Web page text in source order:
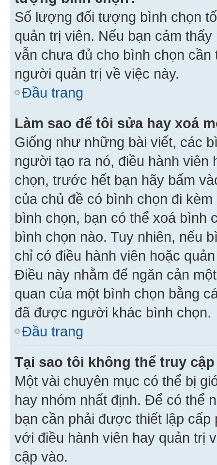
Số lượng đối tượng bình chọn
quản trị viên. Nếu bạn cảm
vẫn chưa đủ cho bình chọn
người quản trị về việc này.
Đầu trang
Làm sao để tôi sửa hay xoá
Giống như những bài viết, các
người tạo ra nó, điều hành
chọn, trước hết bạn hãy bấm
của chủ đề có bình chọn đi
bình chọn, bạn có thể xoá bình
bình chọn nào. Tuy nhiên, nếu
chỉ có điều hành viên hoặc
Điều này nhằm để ngăn cản
quan của một bình chọn bằng
đã được người khác bình chọn.
Đầu trang
Tại sao tôi không thể truy
Một vài chuyên mục có thể bị
hay nhóm nhất định. Để có thể
bạn cần phải được thiết lập
với điều hành viên hay quản trị
cập vào.